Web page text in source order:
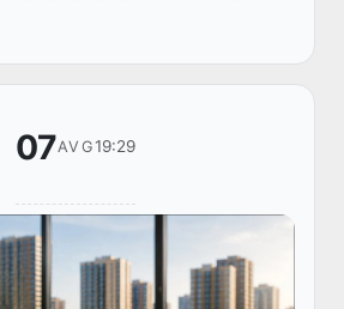
Ubaydullaev vafot etdi.
07AVG19:29